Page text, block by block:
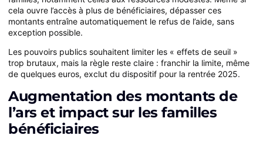
cela ouvre l’accès à plus de bénéficiaires, dépasser ces
montants entraîne automatiquement le refus de l’aide, sans
exception possible.
Les pouvoirs publics souhaitent limiter les « effets de seuil »
trop brutaux, mais la règle reste claire : franchir la limite, même
de quelques euros, exclut du dispositif pour la rentrée 2025.
Augmentation des montants de
l’ars et impact sur les familles
bénéficiaires